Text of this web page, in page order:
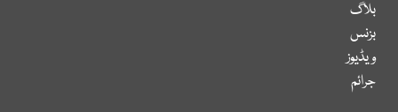
بلاگ
بزنس
ویڈیوز
جرائم